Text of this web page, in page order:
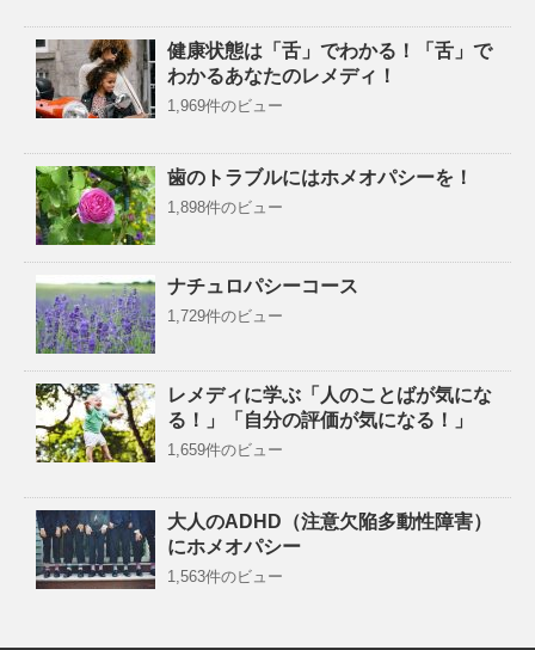
健康状態は「舌」でわかる！「舌」で
わかるあなたのレメディ！
1,969件のビュー
歯のトラブルにはホメオパシーを！
1,898件のビュー
ナチュロパシーコース
1,729件のビュー
レメディに学ぶ「人のことばが気にな
る！」「自分の評価が気になる！」
1,659件のビュー
大人のADHD（注意欠陥多動性障害）
にホメオパシー
1,563件のビュー